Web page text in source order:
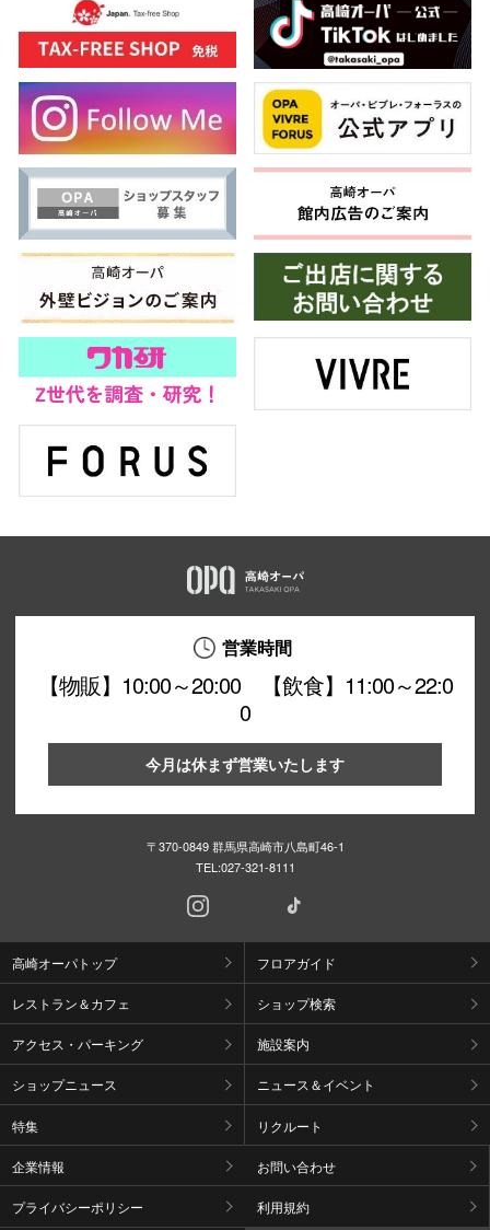
営業時間
【物販】10:00～20:00 【飲食】11:00～22:0
0
今月は休まず営業いたします
〒370-0849 群馬県高崎市八島町46-1
TEL:027-321-8111
高崎オーパトップ フロアガイド
レストラン＆カフェ ショップ検索
アクセス・パーキング 施設案内
ショップニュース ニュース＆イベント
特集 リクルート
企業情報 お問い合わせ
プライバシーポリシー 利用規約